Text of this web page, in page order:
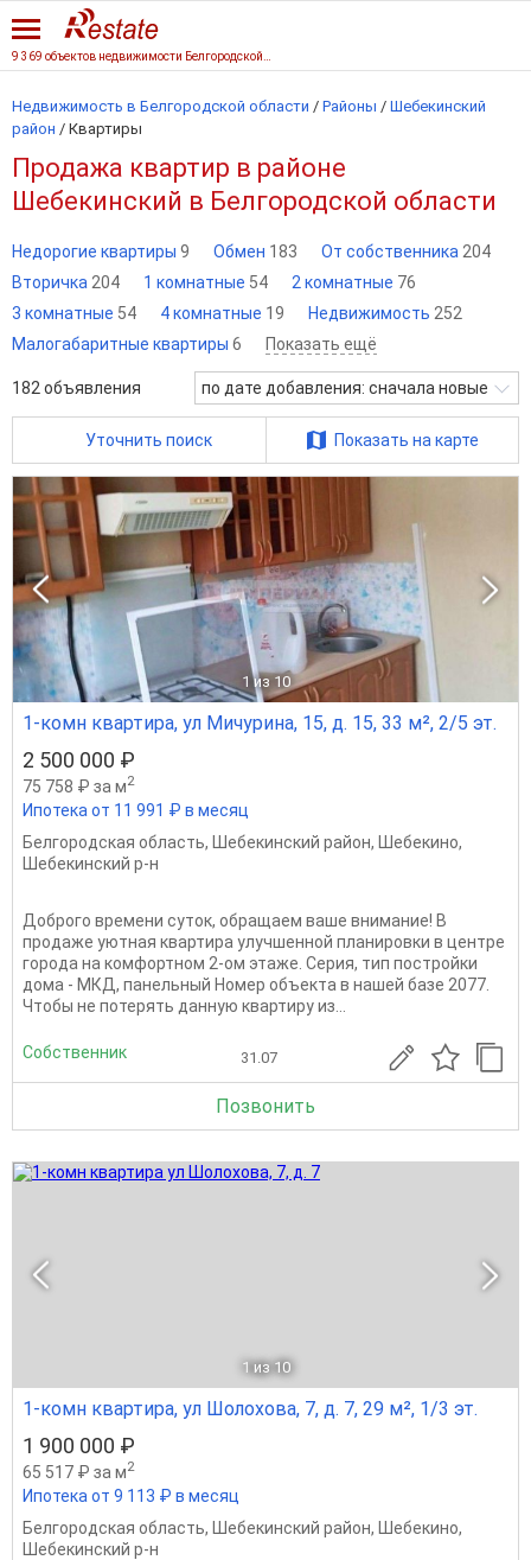
Недвижимость в Белгородской области / Районы / Шебекинский
район / Квартиры
Продажа квартир в районе
Шебекинский в Белгородской области
Недорогие квартиры 9 Обмен 183 От собственника 204
Вторичка 204 1 комнатные 54 2 комнатные 76
3 комнатные 54 4 комнатные 19 Недвижимость 252
Малогабаритные квартиры 6 Показать ещё
182 объявления по дате добавления: сначала новые
Уточнить поиск Показать на карте
1 из 10
1-комн квартира, ул Мичурина, 15, д. 15, 33 м², 2/5 эт.
2 500 000 ₽
75 758 ₽ за м2
Ипотека от 11 991 ₽ в месяц
Белгородская область, Шебекинский район, Шебекино,
Шебекинский р-н
Доброго времени суток, обращаем ваше внимание! В
продаже уютная квартира улучшенной планировки в центре
города на комфортном 2-ом этаже. Серия, тип постройки
дома - МКД, панельный Номер объекта в нашей базе 2077.
Чтобы не потерять данную квартиру из...
Собственник 31.07
Позвонить
1 из 10
1-комн квартира, ул Шолохова, 7, д. 7, 29 м², 1/3 эт.
1 900 000 ₽
65 517 ₽ за м2
Ипотека от 9 113 ₽ в месяц
Белгородская область, Шебекинский район, Шебекино,
Шебекинский р-н